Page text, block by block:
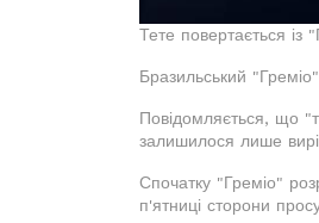
Тете повертається із
Бразильський
Повідомляється, що
залишилося лише
Спочатку "Греміо"
п'ятниці сторони